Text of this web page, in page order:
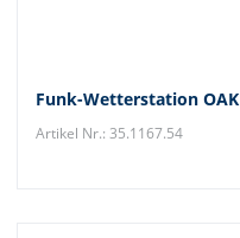
Funk-Wetterstation OAK
Artikel Nr.: 35.1167.54